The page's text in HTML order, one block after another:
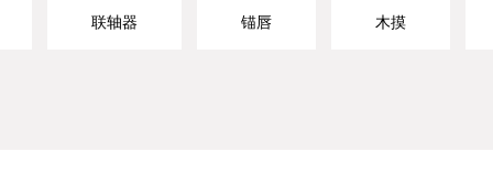
联轴器 锚唇 木摸